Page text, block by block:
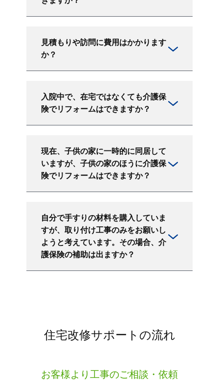
見積もりや訪問に費用はかかります
か？
入院中で、在宅ではなくても介護保
険でリフォームはできますか？
現在、子供の家に一時的に同居して
いますが、子供の家のほうに介護保
険でリフォームはできますか？
自分で手すりの材料を購入していま
すが、取り付け工事のみをお願いし
ようと考えています。その場合、介
護保険の補助は出ますか？
住宅改修サポートの流れ
お客様より工事のご相談・依頼